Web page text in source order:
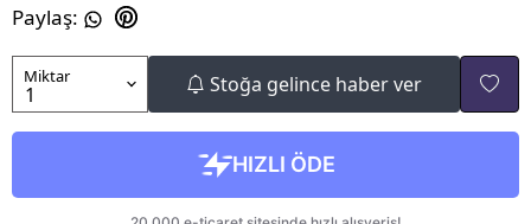
Paylaş:
Miktar Stoğa gelince haber ver